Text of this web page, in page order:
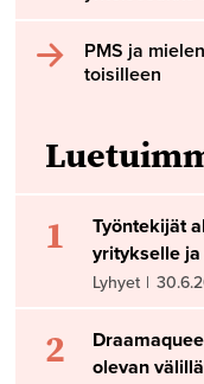
PMS ja
toisilleen
1
Työntekijät
yritykselle
Lyhyet |
2
olevan